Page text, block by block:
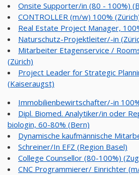
Onsite Supporter/in (80 - 100%)
CONTROLLER (m/w) 100%
Real Estate Project Manager,
Naturschutz-Projektleiter/-in
Mitarbeiter Etagenservice /
(Zürich)
Project Leader for Strategic
(Kaiseraugst)
Immobilienbewirtschafter/-in
Dipl. Biomed. Analytiker/in oder
biologin, 60-80% (Bern)
Dynamische kaufmännische
Schreiner/In EFZ (Region Basel)
College Counsellor (80-100%)
CNC Programmierer/ Einrichter